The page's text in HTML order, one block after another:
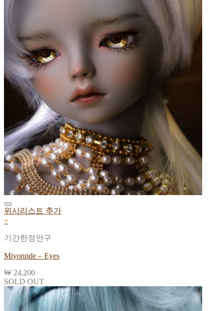
위시리스트 추가
+
기간한정안구
Miyonnde – Eyes
₩ 24,200
SOLD OUT